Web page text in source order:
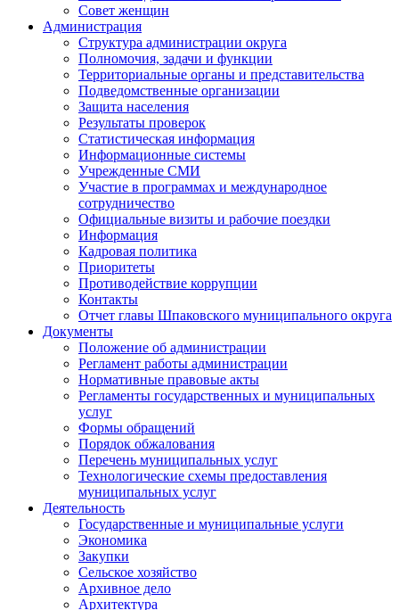
Совет женщин
Администрация
Структура администрации округа
Полномочия, задачи и функции
Территориальные органы и представительства
Подведомственные организации
Защита населения
Результаты проверок
Статистическая информация
Информационные системы
Учрежденные СМИ
Участие в программах и международное
сотрудничество
Официальные визиты и рабочие поездки
Информация
Кадровая политика
Приоритеты
Противодействие коррупции
Контакты
Отчет главы Шпаковского муниципального округа
Документы
Положение об администрации
Регламент работы администрации
Нормативные правовые акты
Регламенты государственных и муниципальных
услуг
Формы обращений
Порядок обжалования
Перечень муниципальных услуг
Технологические схемы предоставления
муниципальных услуг
Деятельность
Государственные и муниципальные услуги
Экономика
Закупки
Сельское хозяйство
Архивное дело
Архитектура